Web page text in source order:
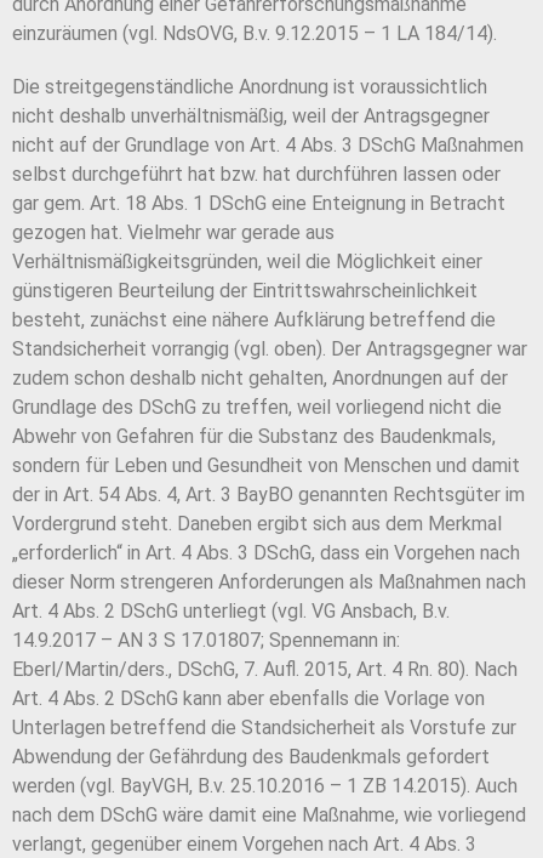
durch Anordnung einer Gefahrerforschungsmaßnahme
einzuräumen (vgl. NdsOVG, B.v. 9.12.2015 – 1 LA 184/14).
Die streitgegenständliche Anordnung ist voraussichtlich
nicht deshalb unverhältnismäßig, weil der Antragsgegner
nicht auf der Grundlage von Art. 4 Abs. 3 DSchG Maßnahmen
selbst durchgeführt hat bzw. hat durchführen lassen oder
gar gem. Art. 18 Abs. 1 DSchG eine Enteignung in Betracht
gezogen hat. Vielmehr war gerade aus
Verhältnismäßigkeitsgründen, weil die Möglichkeit einer
günstigeren Beurteilung der Eintrittswahrscheinlichkeit
besteht, zunächst eine nähere Aufklärung betreffend die
Standsicherheit vorrangig (vgl. oben). Der Antragsgegner war
zudem schon deshalb nicht gehalten, Anordnungen auf der
Grundlage des DSchG zu treffen, weil vorliegend nicht die
Abwehr von Gefahren für die Substanz des Baudenkmals,
sondern für Leben und Gesundheit von Menschen und damit
der in Art. 54 Abs. 4, Art. 3 BayBO genannten Rechtsgüter im
Vordergrund steht. Daneben ergibt sich aus dem Merkmal
„erforderlich“ in Art. 4 Abs. 3 DSchG, dass ein Vorgehen nach
dieser Norm strengeren Anforderungen als Maßnahmen nach
Art. 4 Abs. 2 DSchG unterliegt (vgl. VG Ansbach, B.v.
14.9.2017 – AN 3 S 17.01807; Spennemann in:
Eberl/Martin/ders., DSchG, 7. Aufl. 2015, Art. 4 Rn. 80). Nach
Art. 4 Abs. 2 DSchG kann aber ebenfalls die Vorlage von
Unterlagen betreffend die Standsicherheit als Vorstufe zur
Abwendung der Gefährdung des Baudenkmals gefordert
werden (vgl. BayVGH, B.v. 25.10.2016 – 1 ZB 14.2015). Auch
nach dem DSchG wäre damit eine Maßnahme, wie vorliegend
verlangt, gegenüber einem Vorgehen nach Art. 4 Abs. 3